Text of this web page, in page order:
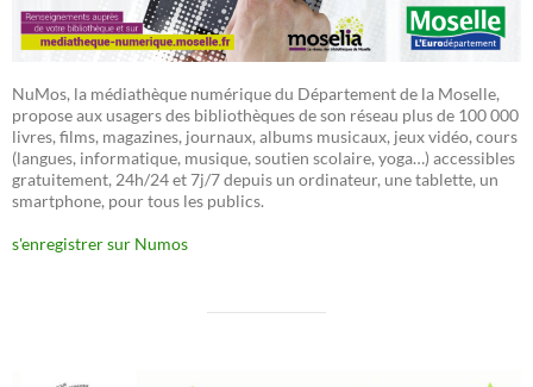
NuMos, la médiathèque numérique du Département de la Moselle,
propose aux usagers des bibliothèques de son réseau plus de 100 000
livres, films, magazines, journaux, albums musicaux, jeux vidéo, cours
(langues, informatique, musique, soutien scolaire, yoga…) accessibles
gratuitement, 24h/24 et 7j/7 depuis un ordinateur, une tablette, un
smartphone, pour tous les publics.
s'enregistrer sur Numos